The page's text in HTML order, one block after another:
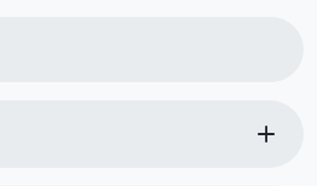
add